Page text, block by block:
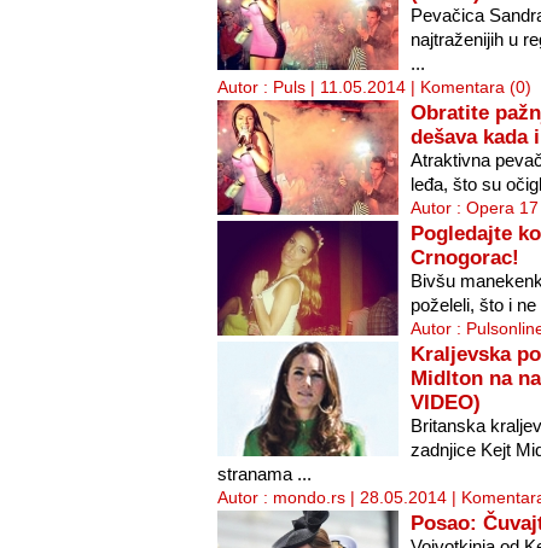
Pevačica
najtraženijih u
...
Autor : Puls | 11.05.2014 | Komentara (0)
Obratite
dešava kada
Atraktivna
leđa, što su
Autor : Opera
Pogledajte
Crnogorac!
Bivšu
poželeli, što i
Autor :
Kraljevska
Midlton na
VIDEO)
Britanska
zadnjice Kejt
stranama ...
Autor : mondo.rs | 28.05.2014 |
Posao: